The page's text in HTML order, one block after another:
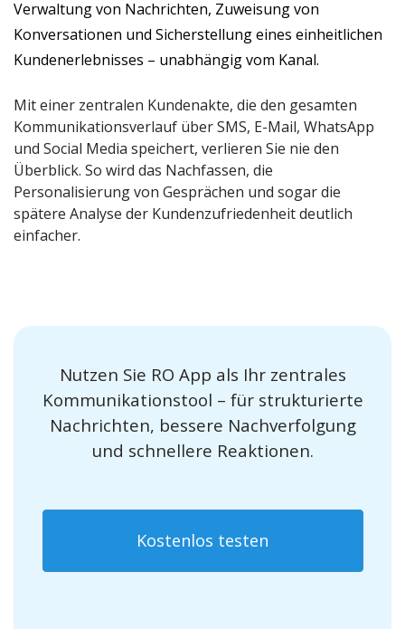
Verwaltung von Nachrichten, Zuweisung von
Konversationen und Sicherstellung eines einheitlichen
Kundenerlebnisses – unabhängig vom Kanal.
Mit einer zentralen Kundenakte, die den gesamten
Kommunikationsverlauf über SMS, E-Mail, WhatsApp
und Social Media speichert, verlieren Sie nie den
Überblick. So wird das Nachfassen, die
Personalisierung von Gesprächen und sogar die
spätere Analyse der Kundenzufriedenheit deutlich
einfacher.
Nutzen Sie RO App als Ihr zentrales
Kommunikationstool – für strukturierte
Nachrichten, bessere Nachverfolgung
und schnellere Reaktionen.
Kostenlos testen